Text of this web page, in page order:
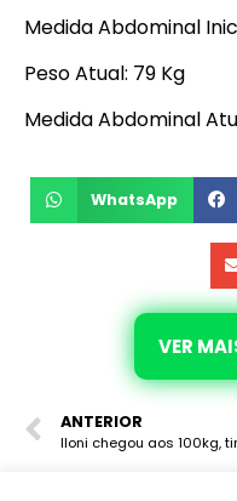
Medida Abdominal
Peso Atual: 79 Kg
Medida Abdominal
WhatsApp
VER
ANTERIOR